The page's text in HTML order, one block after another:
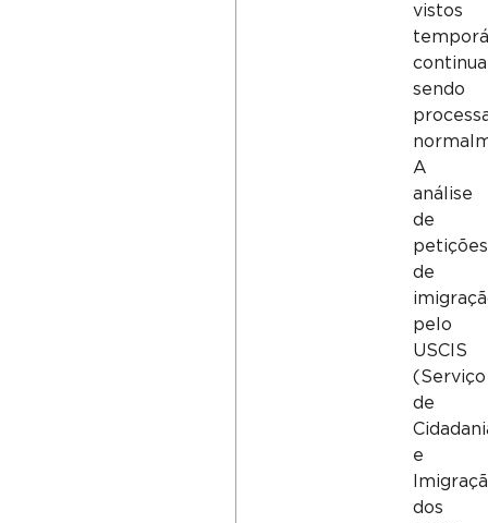
vistos
sendo
A
análise
de
petições
de
pelo
USCIS
(Serviço
de
e
dos